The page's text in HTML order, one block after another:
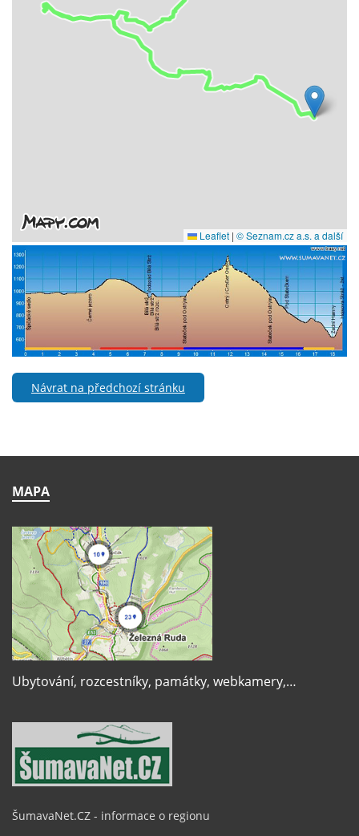
Návrat na předchozí stránku
MAPA
Ubytování, rozcestníky, památky, webkamery,…
ŠumavaNet.CZ - informace o regionu